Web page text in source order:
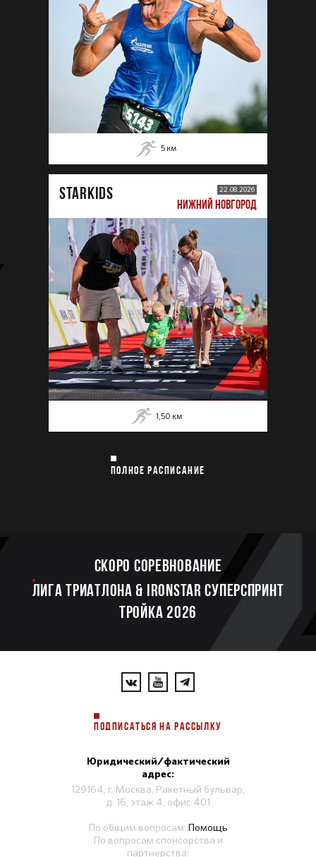
5 км
STARKIDS 22.08.2026
НИЖНИЙ НОВГОРОД
1,50 км
ПОЛНОЕ РАСПИСАНИЕ
Скоро соревнование
ЛИГА ТРИАТЛОНА & IRONSTAR СУПЕРСПРИНТ
ТРОЙКА 2026
ПОДПИСАТЬСЯ НА РАССЫЛКУ
Юридический/фактический
адрес:
129164, г. Москва, Ракетный бульвар,
д. 16, этаж 4, офис 401
По общим вопросам: Помощь
По вопросам спонсорства и
партнерства: